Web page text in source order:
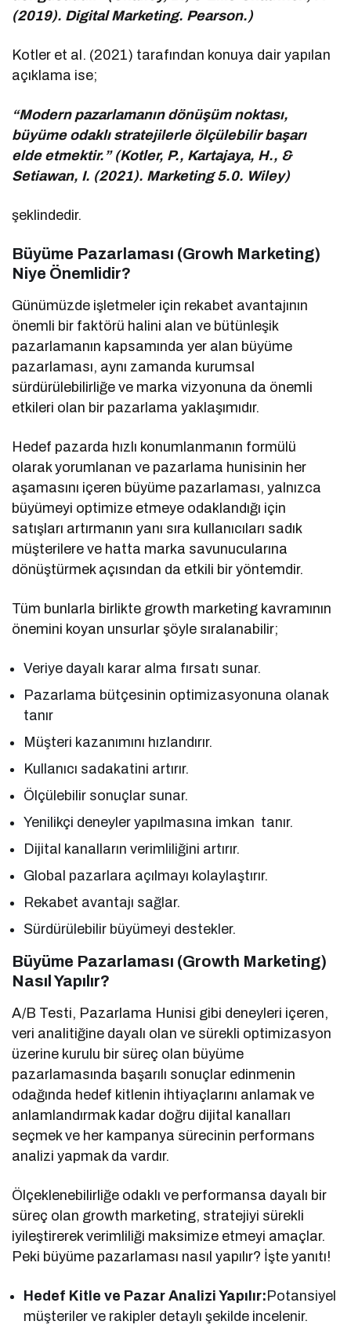
(2019). Digital Marketing. Pearson.)
Kotler et al. (2021) tarafından konuya dair yapılan
açıklama ise;
“Modern pazarlamanın dönüşüm noktası,
büyüme odaklı stratejilerle ölçülebilir başarı
elde etmektir.” (Kotler, P., Kartajaya, H., &
Setiawan, I. (2021). Marketing 5.0. Wiley)
şeklindedir.
Büyüme Pazarlaması (Growh Marketing)
Niye Önemlidir?
Günümüzde işletmeler için rekabet avantajının
önemli bir faktörü halini alan ve bütünleşik
pazarlamanın kapsamında yer alan büyüme
pazarlaması, aynı zamanda kurumsal
sürdürülebilirliğe ve marka vizyonuna da önemli
etkileri olan bir pazarlama yaklaşımıdır.
Hedef pazarda hızlı konumlanmanın formülü
olarak yorumlanan ve pazarlama hunisinin her
aşamasını içeren büyüme pazarlaması, yalnızca
büyümeyi optimize etmeye odaklandığı için
satışları artırmanın yanı sıra kullanıcıları sadık
müşterilere ve hatta marka savunucularına
dönüştürmek açısından da etkili bir yöntemdir.
Tüm bunlarla birlikte growth marketing kavramının
önemini koyan unsurlar şöyle sıralanabilir;
Veriye dayalı karar alma fırsatı sunar.
Pazarlama bütçesinin optimizasyonuna olanak
tanır
Müşteri kazanımını hızlandırır.
Kullanıcı sadakatini artırır.
Ölçülebilir sonuçlar sunar.
Yenilikçi deneyler yapılmasına imkan tanır.
Dijital kanalların verimliliğini artırır.
Global pazarlara açılmayı kolaylaştırır.
Rekabet avantajı sağlar.
Sürdürülebilir büyümeyi destekler.
Büyüme Pazarlaması (Growth Marketing)
Nasıl Yapılır?
A/B Testi, Pazarlama Hunisi gibi deneyleri içeren,
veri analitiğine dayalı olan ve sürekli optimizasyon
üzerine kurulu bir süreç olan büyüme
pazarlamasında başarılı sonuçlar edinmenin
odağında hedef kitlenin ihtiyaçlarını anlamak ve
anlamlandırmak kadar doğru dijital kanalları
seçmek ve her kampanya sürecinin performans
analizi yapmak da vardır.
Ölçeklenebilirliğe odaklı ve performansa dayalı bir
süreç olan growth marketing, stratejiyi sürekli
iyileştirerek verimliliği maksimize etmeyi amaçlar.
Peki büyüme pazarlaması nasıl yapılır? İşte yanıtı!
Hedef Kitle ve Pazar Analizi Yapılır: Potansiyel
müşteriler ve rakipler detaylı şekilde incelenir.